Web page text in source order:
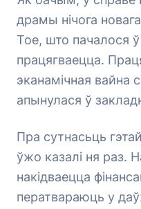
драмы нічога
Тое, што пачалося
працягваецца.
эканамічная вайна
апынулася ў
Пра сутнасьць
ўжо казалі ня раз.
накідваецца
ператвараюць у